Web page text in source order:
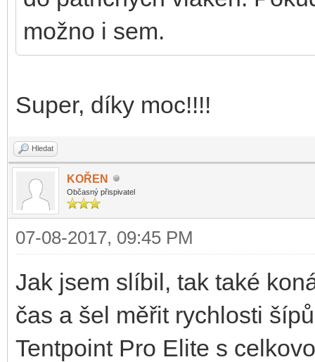
možno i sem.
Super, díky moc!!!!
Hledat
KOŘEN
Občasný přispivatel
07-08-2017, 09:45 PM
Jak jsem slíbil, tak také
čas a šel měřit rychlosti
Tentpoint Pro Elite s